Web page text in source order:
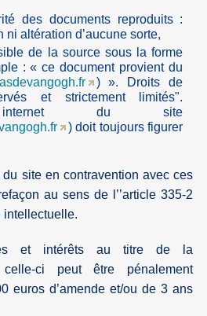
des documents reproduits :
ni altération d’aucune sorte,
de la source sous la forme
: « ce document provient du
) ». Droits de
et strictement limités".
internet du site
) doit toujours figurer
du site en contravention avec ces
au sens de l’’article 335-2
intellectuelle.
et intérêts au titre de la
ci peut être pénalement
euros d’amende et/ou de 3 ans